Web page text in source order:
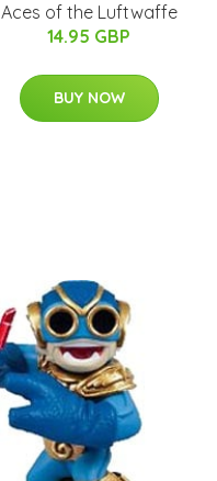
Aces of the Luftwaffe
14.95 GBP
BUY NOW